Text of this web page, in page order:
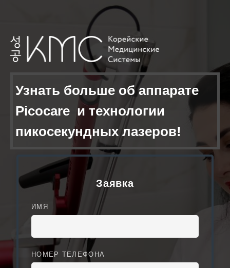
Узнать больше об аппарате
Picocare и технологии
пикосекундных лазеров!
Заявка
ИМЯ
НОМЕР ТЕЛЕФОНА